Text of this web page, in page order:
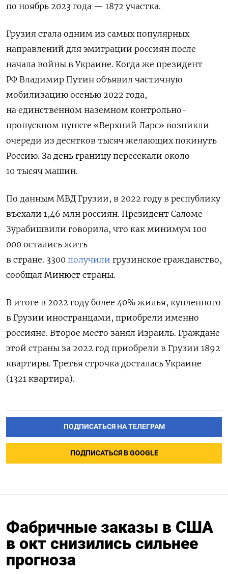
по ноябрь 2023 года — 1872 участка.
Грузия стала одним из самых популярных
направлений для эмиграции россиян после
начала войны в Украине. Когда же президент
РФ Владимир Путин объявил частичную
мобилизацию осенью 2022 года,
на единственном наземном контрольно-
пропускном пункте «Верхний Ларс» возникли
очереди из десятков тысяч желающих покинуть
Россию. За день границу пересекали около
10 тысяч машин.
По данным МВД Грузии, в 2022 году в республику
въехали 1,46 млн россиян. Президент Саломе
Зурабишвили говорила, что как минимум 100
000 остались жить
в стране. 3300 получили грузинское гражданство,
сообщал Минюст страны.
В итоге в 2022 году более 40% жилья, купленного
в Грузии иностранцами, приобрели именно
россияне. Второе место занял Израиль. Граждане
этой страны за 2022 год приобрели в Грузии 1892
квартиры. Третья строчка досталась Украине
(1321 квартира).
ПОДПИСАТЬСЯ НА ТЕЛЕГРАМ
ПОДПИСАТЬСЯ В GOOGLE
Фабричные заказы в США
в окт снизились сильнее
прогноза